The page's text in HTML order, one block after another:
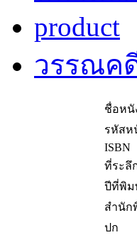
product
วรรณค
ชื่อหนั
รหัสห
ISBN
ที่ระลึ
ปีที่พิม
สำนัก
ปก